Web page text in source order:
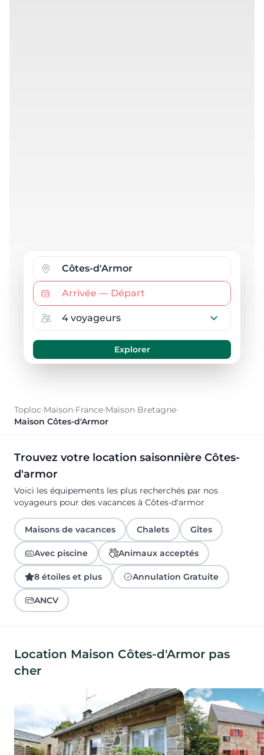
Toploc·Maison·France·Maison Bretagne·
Maison Côtes-d'Armor
Trouvez votre location saisonnière Côtes-
d'armor
Voici les équipements les plus recherchés par nos
voyageurs pour des vacances à Côtes-d'armor
Maisons de vacances Chalets Gîtes
Avec piscine Animaux acceptés
8 étoiles et plus Annulation Gratuite
ANCV
Location Maison Côtes-d'Armor pas
cher